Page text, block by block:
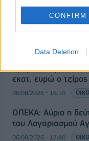
CONFIRM
Data Deletion
ΡΟΗ ΕΙΔΗΣΕΩΝ
Χρηματιστήριο:
εκατ. ευρώ ο τζίρος
06/08/2026 - 18:10
ΟΠΕΚΑ: Αύριο η
του Λογαριασμού
06/08/2026 - 17:40